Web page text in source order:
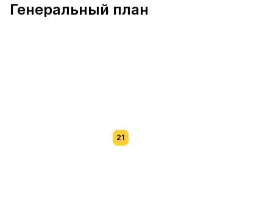
Генеральный план
21